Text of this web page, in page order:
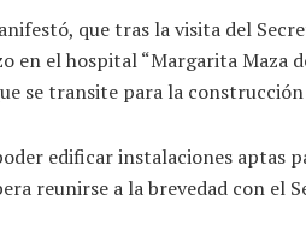
que tras la visita del
el hospital “Margarita Maza
se transite para la
edificar instalaciones aptas
reunirse a la brevedad con el